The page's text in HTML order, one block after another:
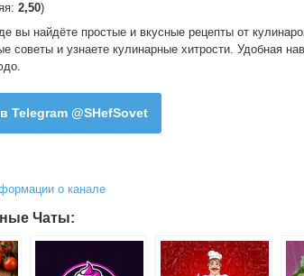
2,50)
вы найдёте простые и вкусные рецепты от
советы и узнаете кулинарные хитрости. Удобная
Telegram @SHefSovet
о канале
Чаты: